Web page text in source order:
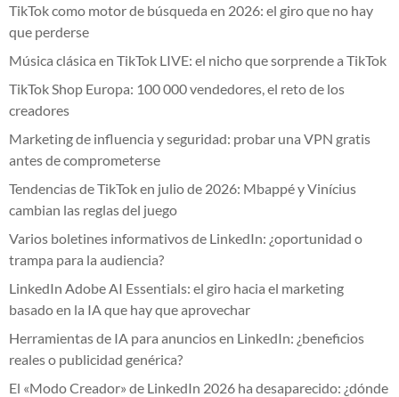
TikTok como motor de búsqueda en 2026: el giro que no hay
que perderse
Música clásica en TikTok LIVE: el nicho que sorprende a TikTok
TikTok Shop Europa: 100 000 vendedores, el reto de los
creadores
Marketing de influencia y seguridad: probar una VPN gratis
antes de comprometerse
Tendencias de TikTok en julio de 2026: Mbappé y Vinícius
cambian las reglas del juego
Varios boletines informativos de LinkedIn: ¿oportunidad o
trampa para la audiencia?
LinkedIn Adobe AI Essentials: el giro hacia el marketing
basado en la IA que hay que aprovechar
Herramientas de IA para anuncios en LinkedIn: ¿beneficios
reales o publicidad genérica?
El «Modo Creador» de LinkedIn 2026 ha desaparecido: ¿dónde